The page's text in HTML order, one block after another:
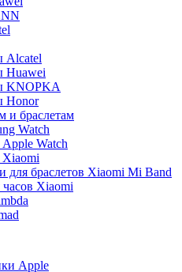
Alcatel
Huawei
KNOPKA
Honor
и браслетам
Watch
Watch
Xiaomi
для браслетов Xiaomi Mi Band
Xiaomi
Apple